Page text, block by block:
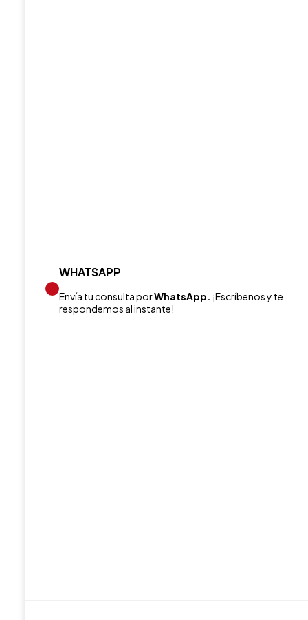
WHATSAPP
Envía tu consulta porWhatsApp. ¡Escríbenos y te
respondemos al instante!